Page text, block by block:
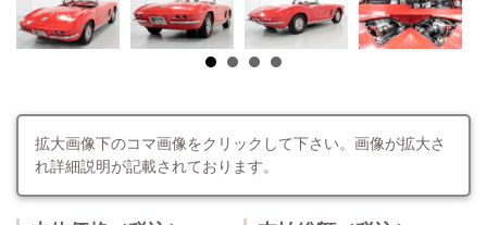
拡大画像下のコマ画像をクリックして下さい。画像が拡大さ
れ詳細説明が記載されております。